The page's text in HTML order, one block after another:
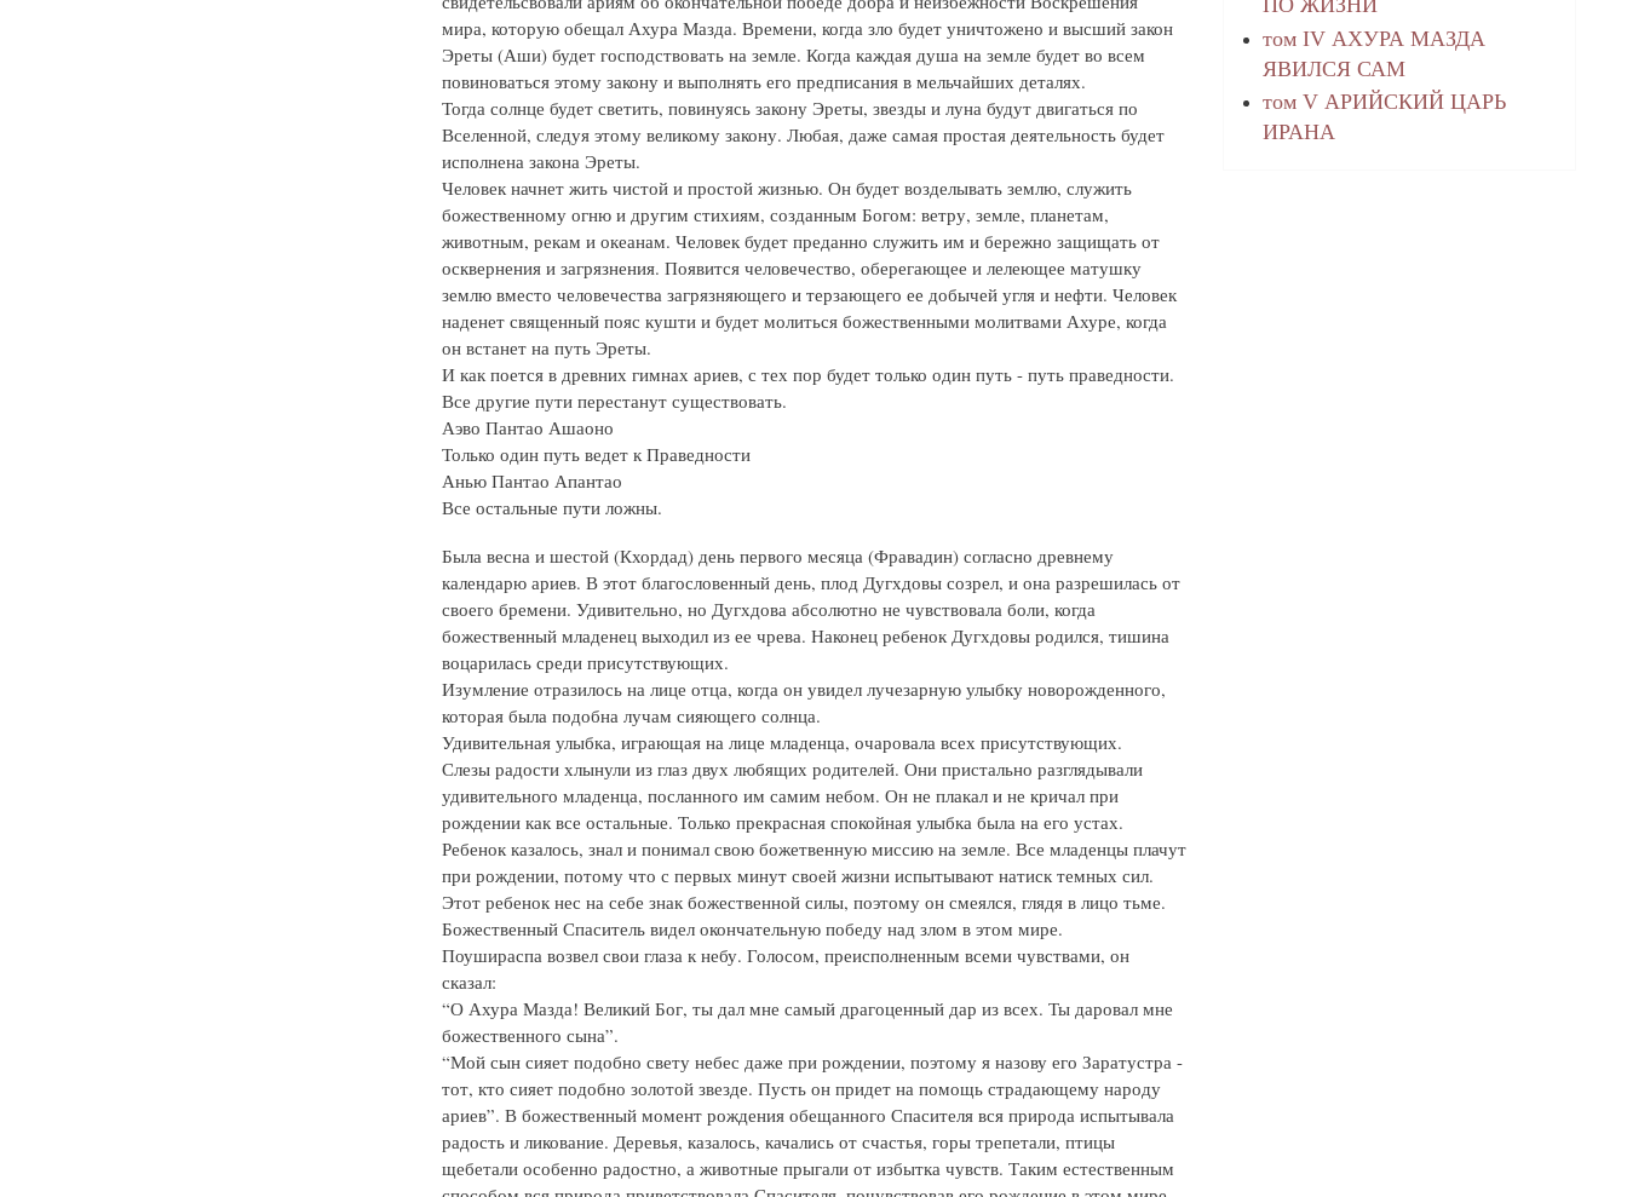
мира, которую обещал Ахура Мазда. Времени, когда зло будет уничтожено и высший закон
Эреты (Аши) будет господствовать на земле. Когда каждая душа на земле будет во всем
повиноваться этому закону и выполнять его предписания в мельчайших деталях.
Тогда солнце будет светить, повинуясь закону Эреты, звезды и луна будут двигаться по
Вселенной, следуя этому великому закону. Любая, даже самая простая деятельность будет
исполнена закона Эреты.
Человек начнет жить чистой и простой жизнью. Он будет возделывать землю, служить
божественному огню и другим стихиям, созданным Богом: ветру, земле, планетам,
животным, рекам и океанам. Человек будет преданно служить им и бережно защищать от
осквернения и загрязнения. Появится человечество, оберегающее и лелеющее матушку
землю вместо человечества загрязняющего и терзающего ее добычей угля и нефти. Человек
наденет священный пояс кушти и будет молиться божественными молитвами Ахуре, когда
он встанет на путь Эреты.
И как поется в древних гимнах ариев, с тех пор будет только один путь - путь праведности.
Все другие пути перестанут существовать.
Аэво Пантао Ашаоно
Только один путь ведет к Праведности
Анью Пантао Апантао
Все остальные пути ложны.
Была весна и шестой (Кхордад) день первого месяца (Фравадин) согласно древнему
календарю ариев. В этот благословенный день, плод Дугхдовы созрел, и она разрешилась от
своего бремени. Удивительно, но Дугхдова абсолютно не чувствовала боли, когда
божественный младенец выходил из ее чрева. Наконец ребенок Дугхдовы родился, тишина
воцарилась среди присутствующих.
Изумление отразилось на лице отца, когда он увидел лучезарную улыбку новорожденного,
которая была подобна лучам сияющего солнца.
Удивительная улыбка, играющая на лице младенца, очаровала всех присутствующих.
Слезы радости хлынули из глаз двух любящих родителей. Они пристально разглядывали
удивительного младенца, посланного им самим небом. Он не плакал и не кричал при
рождении как все остальные. Только прекрасная спокойная улыбка была на его устах.
Ребенок казалось, знал и понимал свою божетвенную миссию на земле. Все младенцы плачут
при рождении, потому что с первых минут своей жизни испытывают натиск темных сил.
Этот ребенок нес на себе знак божественной силы, поэтому он смеялся, глядя в лицо тьме.
Божественный Спаситель видел окончательную победу над злом в этом мире.
Поушираспа возвел свои глаза к небу. Голосом, преисполненным всеми чувствами, он
сказал:
“О Ахура Мазда! Великий Бог, ты дал мне самый драгоценный дар из всех. Ты даровал мне
божественного сына”.
“Мой сын сияет подобно свету небес даже при рождении, поэтому я назову его Заратустра -
тот, кто сияет подобно золотой звезде. Пусть он придет на помощь страдающему народу
ариев”. В божественный момент рождения обещанного Спасителя вся природа испытывала
радость и ликование. Деревья, казалось, качались от счастья, горы трепетали, птицы
щебетали особенно радостно, а животные прыгали от избытка чувств. Таким естественным
ПО ЖИЗНИ
том IV АХУРА МАЗДА
ЯВИЛСЯ САМ
том V АРИЙСКИЙ ЦАРЬ
ИРАНА